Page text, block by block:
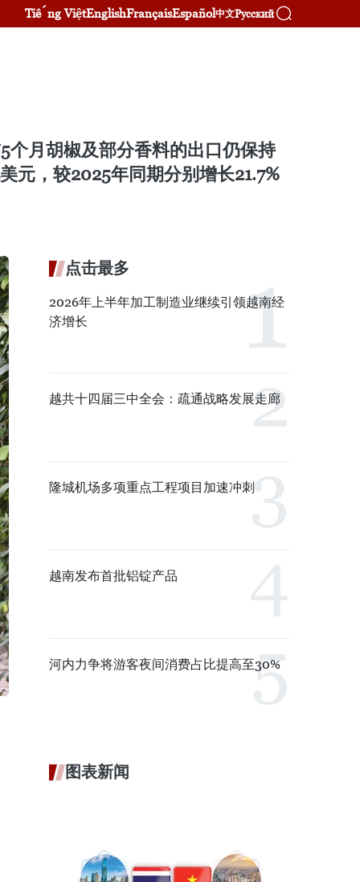
Tiếng ViệtEnglishFrançaisEspañol中文Русский
个月胡椒及部分香料的出口仍保持
元，较2025年同期分别增长21.7%
点击最多
2026年上半年加工制造业继续引领越南经
济增长
越共十四届三中全会：疏通战略发展走廊
隆城机场多项重点工程项目加速冲刺
越南发布首批铝锭产品
河内力争将游客夜间消费占比提高至30%
图表新闻